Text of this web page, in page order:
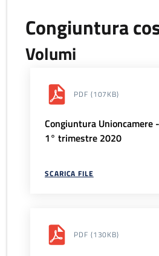
Congiuntura
Volumi
PDF (107KB)
Congiuntura Unioncamere
1° trimestre 2020
SCARICA FILE
PDF (130KB)